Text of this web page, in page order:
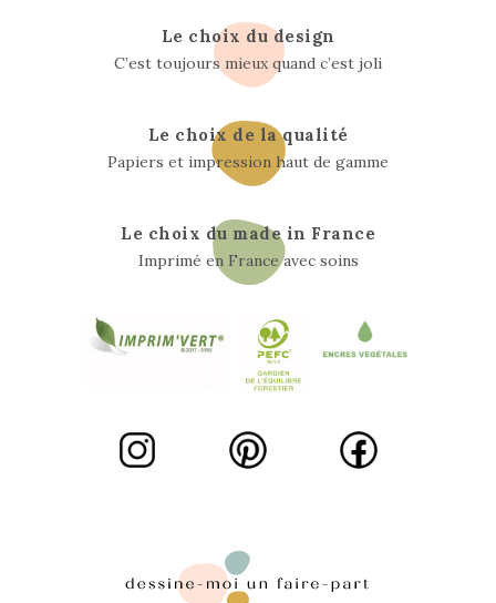
Le choix du design
C’est toujours mieux quand c’est joli
Le choix de la qualité
Papiers et impression haut de gamme
Le choix du made in France
Imprimé en France avec soins